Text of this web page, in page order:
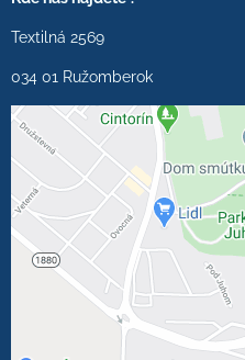
Textilná 2569
034 01 Ružomberok
Externý obsah je
blokovaný Voľbami
súkromia
Prajete si načítať externý
obsah?
Povoliť tentokrát